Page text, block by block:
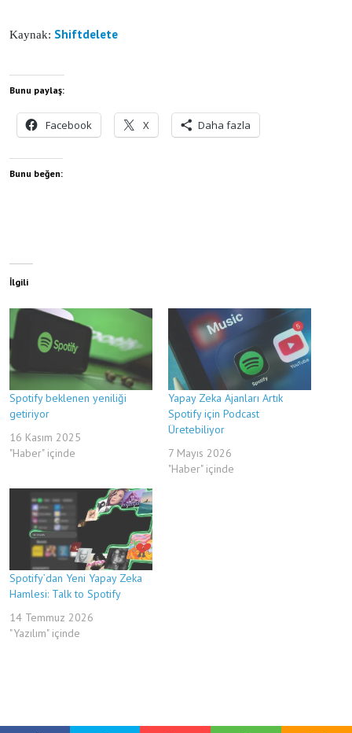
Kaynak: Shiftdelete
Bunu paylaş:
Facebook X Daha fazla
Bunu beğen:
İlgili
Spotify beklenen yeniliği
getiriyor
16 Kasım 2025
"Haber" içinde
Yapay Zeka Ajanları Artık
Spotify için Podcast
Üretebiliyor
7 Mayıs 2026
"Haber" içinde
Spotify’dan Yeni Yapay Zeka
Hamlesi: Talk to Spotify
14 Temmuz 2026
"Yazılım" içinde